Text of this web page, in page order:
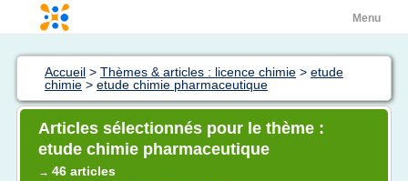
Menu
Accueil > Thèmes & articles : licence chimie > etude
chimie > etude chimie pharmaceutique
Articles sélectionnés pour le thème :
etude chimie pharmaceutique
→ 46 articles